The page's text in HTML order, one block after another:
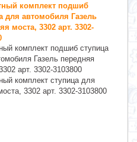
комплект подшиб
для автомобиля Газель
моста, 3302 арт. 3302-
комплект подшиб ступица
Газель передняя
арт. 3302-3103800
комплект ступица для
3302 арт. 3302-3103800